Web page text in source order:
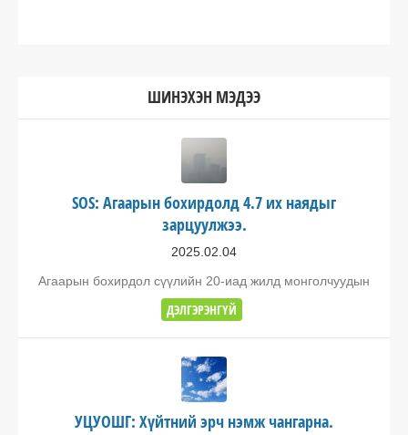
ШИНЭХЭН МЭДЭЭ
SOS: Агаарын бохирдолд 4.7 их наядыг
зарцуулжээ.
2025.02.04
Агаарын бохирдол сүүлийн 20-иад жилд монголчуудын
ДЭЛГЭРЭНГҮЙ
УЦУОШГ: Хүйтний эрч нэмж чангарна.